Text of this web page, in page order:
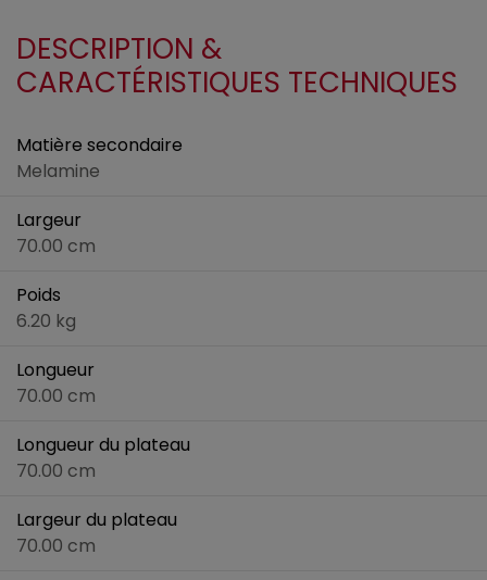
DESCRIPTION &
CARACTÉRISTIQUES TECHNIQUES
Matière secondaire
Melamine
Largeur
70.00 cm
Poids
6.20 kg
Longueur
70.00 cm
Longueur du plateau
70.00 cm
Largeur du plateau
70.00 cm